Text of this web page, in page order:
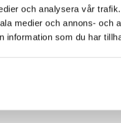
och analysera vår
medier och annons- och
information som du har